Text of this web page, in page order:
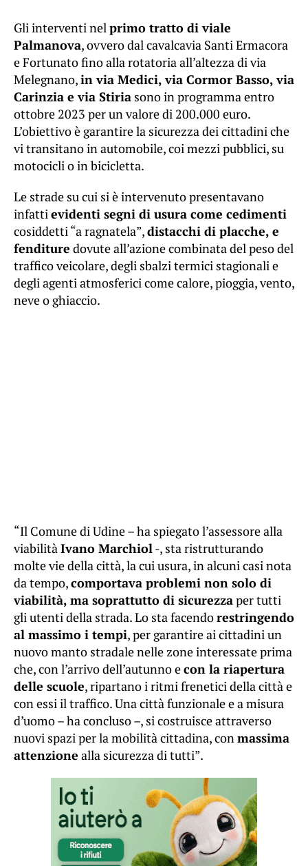
Gli interventi nelprimo tratto di viale
Palmanova, ovvero dal cavalcavia Santi Ermacora
e Fortunato fino alla rotatoria all’altezza di via
Melegnano,in via Medici, via Cormor Basso, via
Carinzia e via Stiria sono in programma entro
ottobre 2023 per un valore di 200.000 euro.
L’obiettivo è garantire la sicurezza dei cittadini che
vi transitano in automobile, coi mezzi pubblici, su
motocicli o in bicicletta.
Le strade su cui si è intervenuto presentavano
infattievidenti segni di usura come cedimenti
cosiddetti “a ragnatela”,distacchi di placche, e
fenditure dovute all’azione combinata del peso del
traffico veicolare, degli sbalzi termici stagionali e
degli agenti atmosferici come calore, pioggia, vento,
neve o ghiaccio.
“Il Comune di Udine – ha spiegato l’assessore alla
viabilitàIvano Marchiol-, sta ristrutturando
molte vie della città, la cui usura, in alcuni casi nota
da tempo,comportava problemi non solo di
viabilità, ma soprattutto di sicurezzaper tutti
gli utenti della strada. Lo sta facendorestringendo
al massimo i tempi, per garantire ai cittadini un
nuovo manto stradale nelle zone interessate prima
che, con l’arrivo dell’autunno econ la riapertura
delle scuole, ripartano i ritmi frenetici della città e
con essi il traffico. Una città funzionale e a misura
d’uomo – ha concluso –, si costruisce attraverso
nuovi spazi per la mobilità cittadina, conmassima
attenzione alla sicurezza di tutti”.